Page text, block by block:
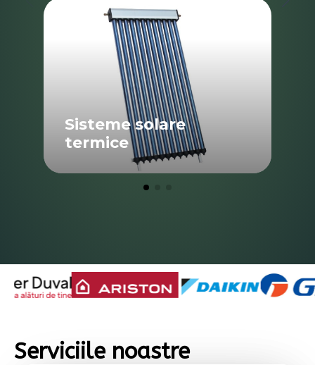
Sisteme solare
termice
Serviciile noastre